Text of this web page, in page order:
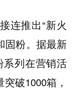
连推出“新火
固粉。据最新
列在营销活
破1000箱，